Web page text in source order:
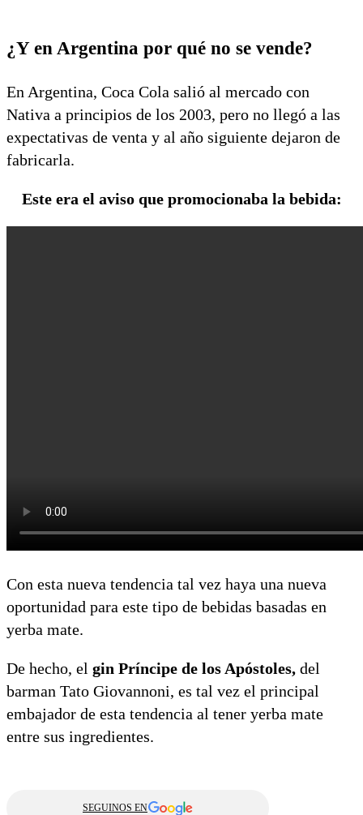
¿Y en Argentina por qué no se vende?
En Argentina, Coca Cola salió al mercado con
Nativa a principios de los 2003, pero no llegó a las
expectativas de venta y al año siguiente dejaron de
fabricarla.
Este era el aviso que promocionaba la bebida:
Con esta nueva tendencia tal vez haya una nueva
oportunidad para este tipo de bebidas basadas en
yerba mate.
De hecho, el gin Príncipe de los Apóstoles, del
barman Tato Giovannoni, es tal vez el principal
embajador de esta tendencia al tener yerba mate
entre sus ingredientes.
SEGUINOS EN